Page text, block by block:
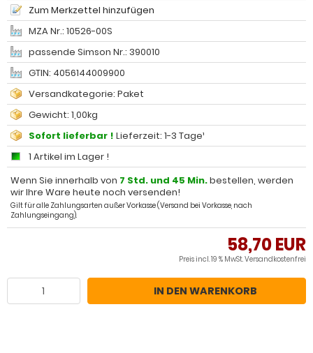
Zum Merkzettel hinzufügen
MZA Nr.: 10526-00S
passende Simson Nr.: 390010
GTIN: 4056144009900
Versandkategorie: Paket
Gewicht: 1,00kg
Sofort lieferbar ! Lieferzeit: 1-3 Tage¹
1 Artikel im Lager !
Wenn Sie innerhalb von 7 Std. und 45 Min.bestellen, werden
wir Ihre Ware heute noch versenden!
Gilt für alle Zahlungsarten außer Vorkasse (Versand bei Vorkasse, nach
Zahlungseingang).
58,70 EUR
Preis incl. 19 % MwSt.Versandkostenfrei
IN DEN WARENKORB